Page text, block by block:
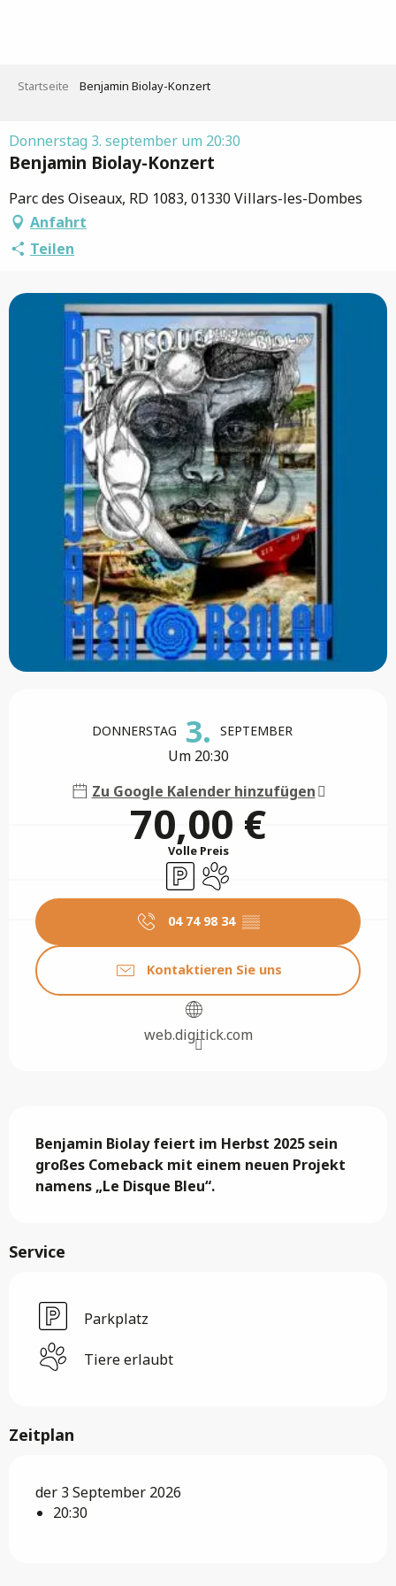
Startseite Benjamin Biolay-Konzert
Donnerstag 3. september um 20:30
Benjamin Biolay-Konzert
Parc des Oiseaux, RD 1083, 01330 Villars-les-Dombes
Anfahrt
Teilen
DONNERSTAG 3. SEPTEMBER
Um 20:30
Zu Google Kalender hinzufügen
70,00 €
Volle Preis
ParkplatzTiere erlaubt
04 74 98 34 ▒▒
Kontaktieren Sie uns
web.digitick.com
Benjamin Biolay feiert im Herbst 2025 sein
großes Comeback mit einem neuen Projekt
namens „Le Disque Bleu“.
Service
Parkplatz
Tiere erlaubt
Zeitplan
der 3 September 2026
20:30